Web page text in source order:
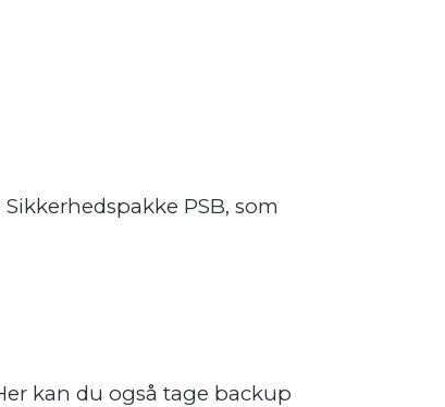
PSB, som
kan du også tage backup